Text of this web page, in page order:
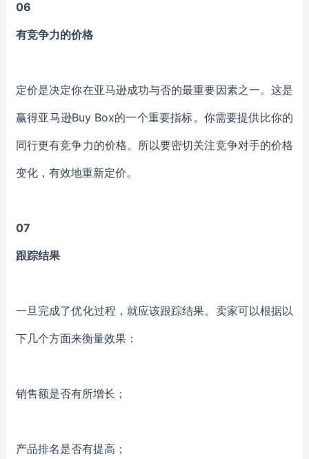
06
有竞争力的价格
定价是决定你在亚马逊成功与否的最重要因素之一。这是
赢得亚马逊Buy Box的一个重要指标。你需要提供比你的
同行更有竞争力的价格。所以要密切关注竞争对手的价格
变化，有效地重新定价。
07
跟踪结果
一旦完成了优化过程，就应该跟踪结果。卖家可以根据以
下几个方面来衡量效果：
销售额是否有所增长；
产品排名是否有提高；